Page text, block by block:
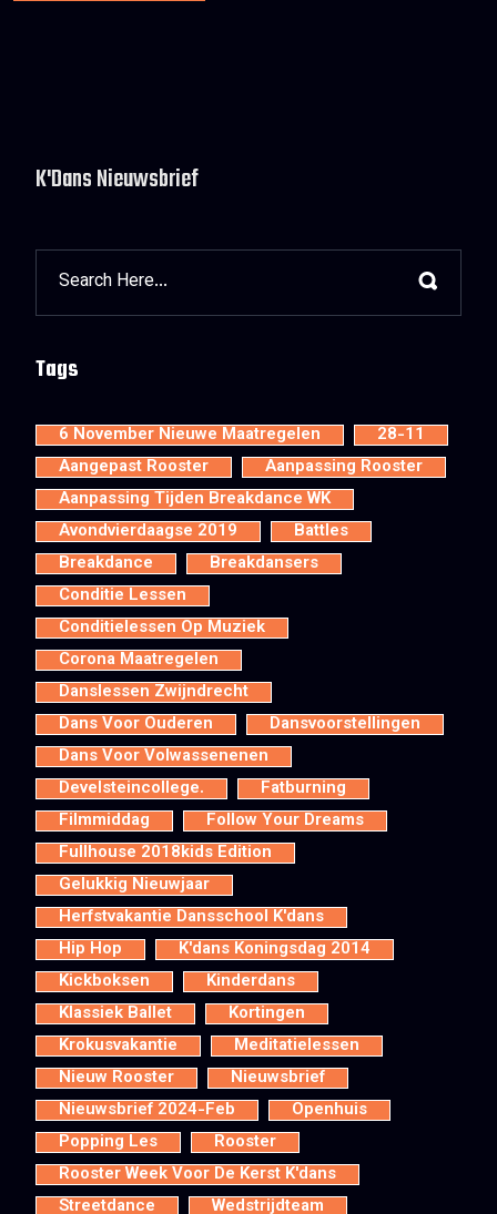
K'Dans Nieuwsbrief
Tags
6 November Nieuwe Maatregelen
28-11
Aangepast Rooster
Aanpassing Rooster
Aanpassing Tijden Breakdance WK
Avondvierdaagse 2019
Battles
Breakdance
Breakdansers
Conditie Lessen
Conditielessen Op Muziek
Corona Maatregelen
Danslessen Zwijndrecht
Dans Voor Ouderen
Dansvoorstellingen
Dans Voor Volwassenenen
Develsteincollege.
Fatburning
Filmmiddag
Follow Your Dreams
Fullhouse 2018kids Edition
Gelukkig Nieuwjaar
Herfstvakantie Dansschool K'dans
Hip Hop
K'dans Koningsdag 2014
Kickboksen
Kinderdans
Klassiek Ballet
Kortingen
Krokusvakantie
Meditatielessen
Nieuw Rooster
Nieuwsbrief
Nieuwsbrief 2024-Feb
Openhuis
Popping Les
Rooster
Rooster Week Voor De Kerst K'dans
Streetdance
Wedstrijdteam